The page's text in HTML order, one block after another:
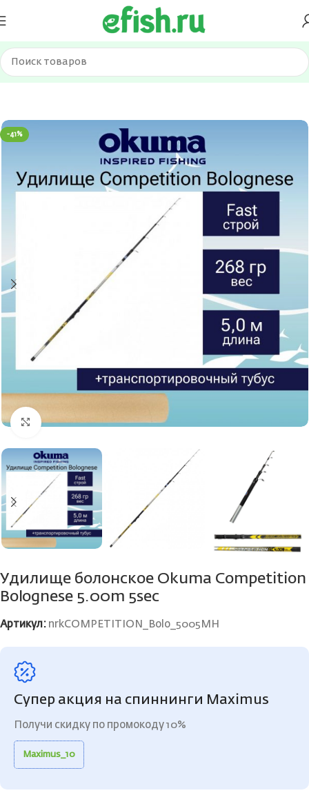
Главная Удилища Поплавочное
-41%
Нажмите, чтобы увеличить
Удилище болонское Okuma Competition
Bolognese 5.00m 5sec
Артикул: nrkCOMPETITION_Bolo_5005MH
Супер акция на спиннинги Maximus
Получи скидку по промокоду 10%
Maximus_10